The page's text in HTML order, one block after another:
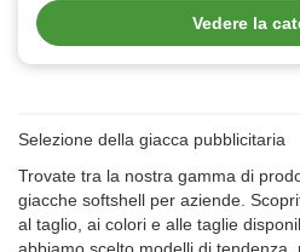
Vedere la
Selezione della giacca pubblicitaria
Trovate tra la nostra gamma di
giacche softshell per aziende.
al taglio, ai colori e alle taglie